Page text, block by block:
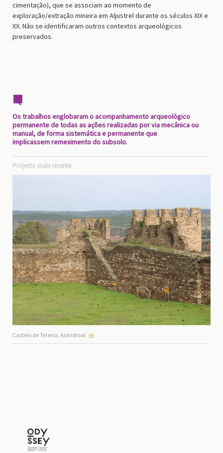
cimentação), que se associam ao momento de
exploração/extração mineira em Aljustrel durante os séculos XIX e
XX. Não se identificaram outros contextos arqueológicos
preservados.
Os trabalhos englobaram o acompanhamento arqueológico
permanente de todas as ações realizadas por via mecânica ou
manual, de forma sistemática e permanente que
implicassem remeximento do subsolo.
Projecto mais recente
Castelo de Terena, Alandroal